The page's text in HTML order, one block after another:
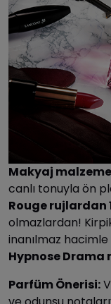
Makyaj
canlı tonuyla ön
Rouge rujlardan
olmazlardan!
inanılmaz
Hypnose Drama
Parfüm Önerisi: